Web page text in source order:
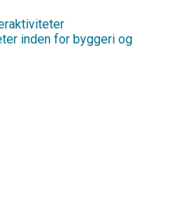
inden for byggeri og